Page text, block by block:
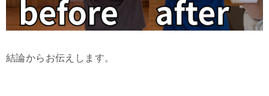
結論からお伝えします。